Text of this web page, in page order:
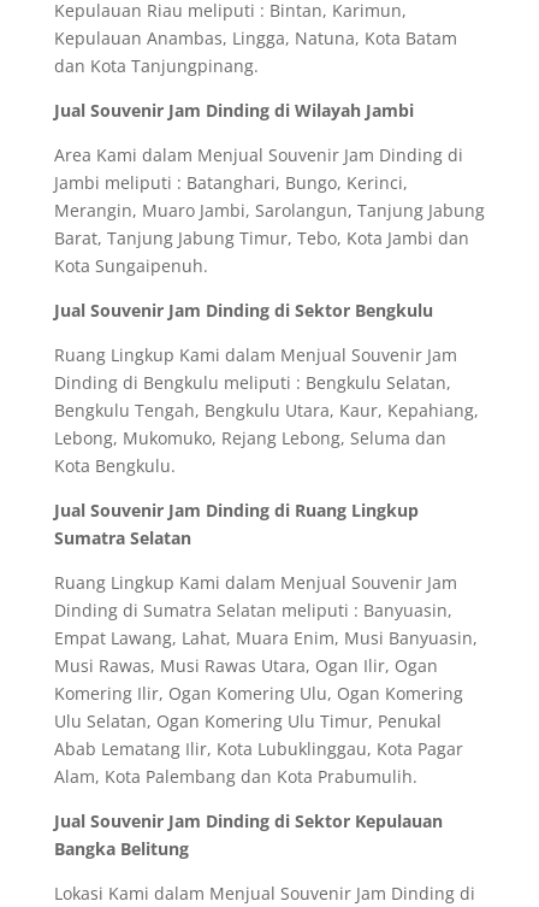
Kepulauan Riau meliputi : Bintan, Karimun,
Kepulauan Anambas, Lingga, Natuna, Kota Batam
dan Kota Tanjungpinang.
Jual Souvenir Jam Dinding di Wilayah Jambi
Area Kami dalam Menjual Souvenir Jam Dinding di
Jambi meliputi : Batanghari, Bungo, Kerinci,
Merangin, Muaro Jambi, Sarolangun, Tanjung Jabung
Barat, Tanjung Jabung Timur, Tebo, Kota Jambi dan
Kota Sungaipenuh.
Jual Souvenir Jam Dinding di Sektor Bengkulu
Ruang Lingkup Kami dalam Menjual Souvenir Jam
Dinding di Bengkulu meliputi : Bengkulu Selatan,
Bengkulu Tengah, Bengkulu Utara, Kaur, Kepahiang,
Lebong, Mukomuko, Rejang Lebong, Seluma dan
Kota Bengkulu.
Jual Souvenir Jam Dinding di Ruang Lingkup
Sumatra Selatan
Ruang Lingkup Kami dalam Menjual Souvenir Jam
Dinding di Sumatra Selatan meliputi : Banyuasin,
Empat Lawang, Lahat, Muara Enim, Musi Banyuasin,
Musi Rawas, Musi Rawas Utara, Ogan Ilir, Ogan
Komering Ilir, Ogan Komering Ulu, Ogan Komering
Ulu Selatan, Ogan Komering Ulu Timur, Penukal
Abab Lematang Ilir, Kota Lubuklinggau, Kota Pagar
Alam, Kota Palembang dan Kota Prabumulih.
Jual Souvenir Jam Dinding di Sektor Kepulauan
Bangka Belitung
Lokasi Kami dalam Menjual Souvenir Jam Dinding di